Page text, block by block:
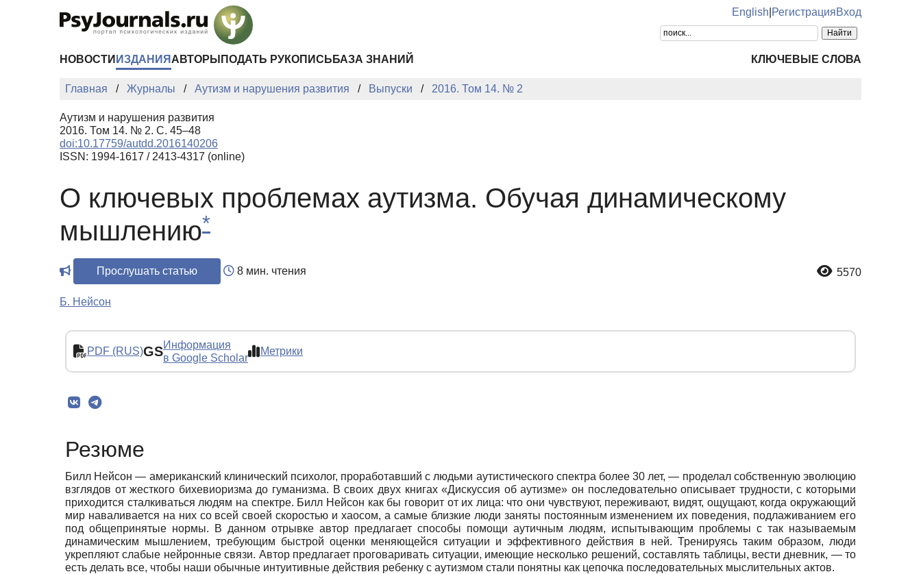
English РегистрацияВход
НОВОСТИ ИЗДАНИЯ АВТОРЫ ПОДАТЬ РУКОПИСЬ БАЗА ЗНАНИЙ КЛЮЧЕВЫЕ СЛОВА
Главная Журналы Аутизм и нарушения развития Выпуски 2016. Том 14. № 2
Аутизм и нарушения развития
2016. Том 14. № 2. С. 45–48
doi:10.17759/autdd.2016140206
ISSN: 1994-1617 / 2413-4317 (online)
О ключевых проблемах аутизма. Обучая динамическому
мышлению*
Прослушать статью 8 мин. чтения 5570
Б. Нейсон
PDF (RUS)GSИнформация
в Google Scholar
Метрики
Резюме
Билл Нейсон — американский клинический психолог, проработавший с людьми аутистического спектра более 30 лет, — проделал собственную эволюцию
взглядов от жесткого бихевиоризма до гуманизма. В своих двух книгах «Дискуссия об аутизме» он последовательно описывает трудности, с которыми
приходится сталкиваться людям на спектре. Билл Нейсон как бы говорит от их лица: что они чувствуют, переживают, видят, ощущают, когда окружающий
мир наваливается на них со всей своей скоростью и хаосом, а самые близкие люди заняты постоянным изменением их поведения, подлаживанием его
под общепринятые нормы. В данном отрывке автор предлагает способы помощи аутичным людям, испытывающим проблемы с так называемым
динамическим мышлением, требующим быстрой оценки меняющейся ситуации и эффективного действия в ней. Тренируясь таким образом, люди
укрепляют слабые нейронные связи. Автор предлагает проговаривать ситуации, имеющие несколько решений, составлять таблицы, вести дневник, — то
есть делать все, чтобы наши обычные интуитивные действия ребенку с аутизмом стали понятны как цепочка последовательных мыслительных актов.